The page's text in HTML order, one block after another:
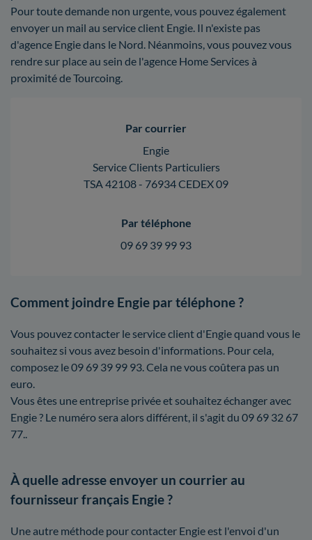
Pour toute demande non urgente, vous pouvez également
envoyer un mail au service client Engie. Il n'existe pas
d'agence Engie dans le Nord. Néanmoins, vous pouvez vous
rendre sur place au sein de l'agence Home Services à
proximité de Tourcoing.
Par courrier
Engie
Service Clients Particuliers
TSA 42108 - 76934 CEDEX 09
Par téléphone
09 69 39 99 93
Comment joindre Engie par téléphone ?
Vous pouvez contacter le service client d'Engie quand vous le
souhaitez si vous avez besoin d'informations. Pour cela,
composez le 09 69 39 99 93. Cela ne vous coûtera pas un
euro.
Vous êtes une entreprise privée et souhaitez échanger avec
Engie ? Le numéro sera alors différent, il s'agit du 09 69 32 67
77..
À quelle adresse envoyer un courrier au
fournisseur français Engie ?
Une autre méthode pour contacter Engie est l'envoi d'un